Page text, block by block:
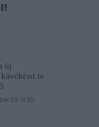
új
is
03. 11:30